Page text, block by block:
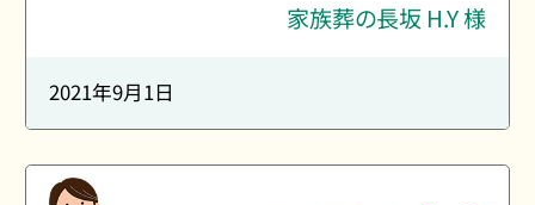
家族葬の長坂 H.Y 様
2021年9月1日